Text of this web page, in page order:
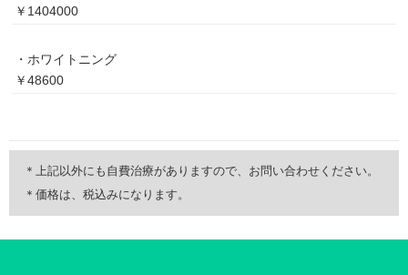
￥1404000
・ホワイトニング
￥48600
＊上記以外にも自費治療がありますので、お問い合わせください。
＊価格は、税込みになります。